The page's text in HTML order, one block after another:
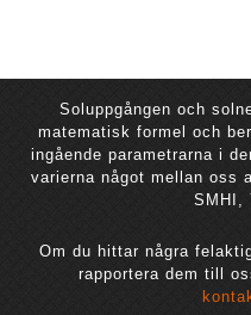
Soluppgången och
matematisk formel och
ingående parametrarna i
varierna något mellan oss
SMHI,
Om du hittar några
rapportera dem till